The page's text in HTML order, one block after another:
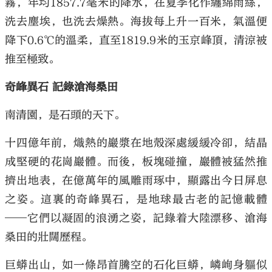
霧，年均1857.7毫米的降水，在夏季化作纏綿雨絲，
洗去塵埃，也洗去燥熱。海拔每上升一百米，氣溫便
降下0.6℃的溫柔，直至1819.9米的玉京峰頂，清涼被
推至極致。
奇峰異石 記錄滄海桑田
南清園，是石頭的天下。
十四億年前，熾熱的巖漿在地殼深處緩緩冷卻，結晶
成堅硬的花崗巖體。而後，板塊碰撞，巖體被猛然推
擠出地表，在億萬年的風雕雨琢中，顯露出今日屏息
之姿。這裏的奇峰異石，是地球最古老的記憶載體
——它們以凝固的浪湧之姿，記錄着大陸漂移、滄海
桑田的壯闊歷程。
巨蟒出山，如一條昂首騰空的石化巨蟒，嶙峋身軀似